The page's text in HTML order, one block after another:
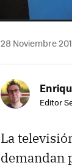
28 Noviembre
Editor
La
demandan